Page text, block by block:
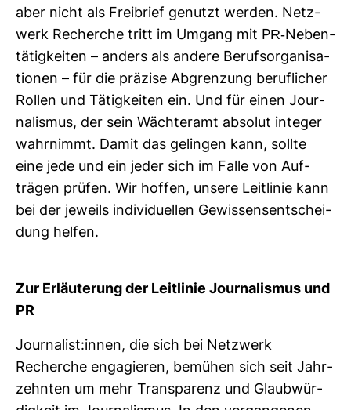
aber nicht als Frei­brief genutzt werden. Netz­
werk Recherche tritt im Umgang mit PR-​Neben­
tä­tig­keiten – anders als andere Berufs­or­ga­ni­sa­
tionen – für die prä­zise Abgren­zung beruf­li­cher
Rollen und Tätig­keiten ein. Und für einen Jour­
na­lismus, der sein Wäch­teramt absolut integer
wahr­nimmt. Damit das gelingen kann, sollte
eine jede und ein jeder sich im Falle von Auf­
trägen prüfen. Wir hoffen, unsere Leit­linie kann
bei der jeweils indi­vi­du­ellen Gewis­sens­ent­schei­
dung helfen.
Zur Erläu­te­rung der Leit­linie Jour­na­lismus und
PR
Jour­na­list:innen, die sich bei Netz­werk
Recherche enga­gieren, bemühen sich seit Jahr­
zehnten um mehr Trans­pa­renz und Glaub­wür­